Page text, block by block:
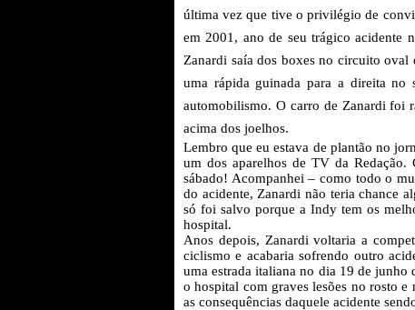
última vez que tive o privilégio de
em 2001, ano de seu trágico acidente
Zanardi saía dos boxes no circuito
uma rápida guinada para a direita no
automobilismo. O carro de Zanardi foi
acima dos joelhos.
Lembro que eu estava de plantão no
um dos aparelhos de TV da
sábado! Acompanhei – como todo o
do acidente, Zanardi não teria chance
só foi salvo porque a Indy tem os
hospital.
Anos depois, Zanardi voltaria a
ciclismo e acabaria sofrendo outro
uma estrada italiana no dia 19 de
o hospital com graves lesões no rosto
as consequências daquele acidente